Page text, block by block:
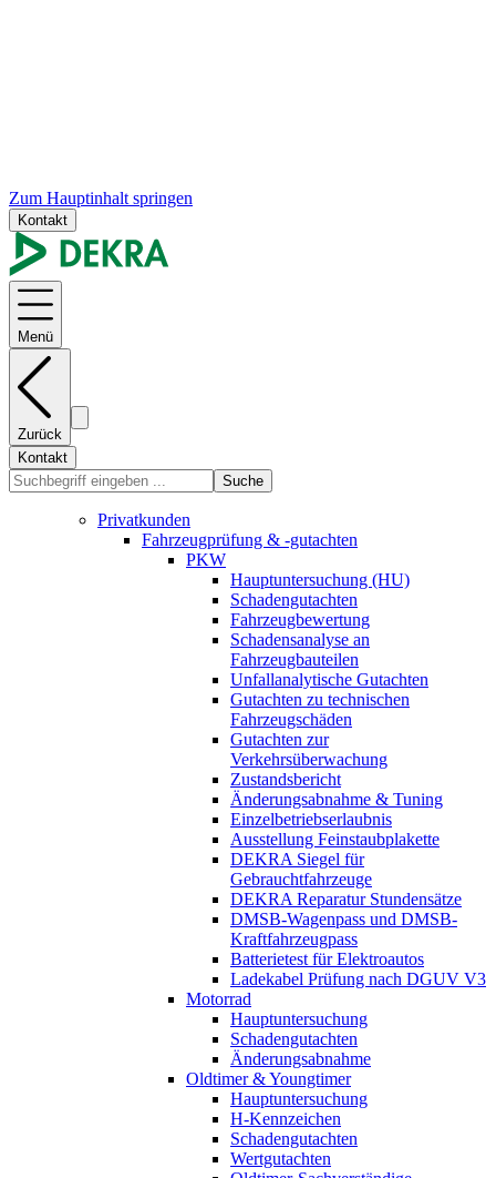
Zum Hauptinhalt springen
Kontakt
Menü
Zurück
Kontakt
Suche
Privatkunden
Fahrzeugprüfung & -gutachten
PKW
Hauptuntersuchung (HU)
Schadengutachten
Fahrzeugbewertung
Schadensanalyse an
Fahrzeugbauteilen
Unfallanalytische Gutachten
Gutachten zu technischen
Fahrzeugschäden
Gutachten zur
Verkehrsüberwachung
Zustandsbericht
Änderungsabnahme & Tuning
Einzelbetriebserlaubnis
Ausstellung Feinstaubplakette
DEKRA Siegel für
Gebrauchtfahrzeuge
DEKRA Reparatur Stundensätze
DMSB-Wagenpass und DMSB-
Kraftfahrzeugpass
Batterietest für Elektroautos
Ladekabel Prüfung nach DGUV V3
Motorrad
Hauptuntersuchung
Schadengutachten
Änderungsabnahme
Oldtimer & Youngtimer
Hauptuntersuchung
H-Kennzeichen
Schadengutachten
Wertgutachten